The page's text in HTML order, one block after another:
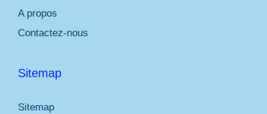
A propos
Contactez-nous
Sitemap
Sitemap